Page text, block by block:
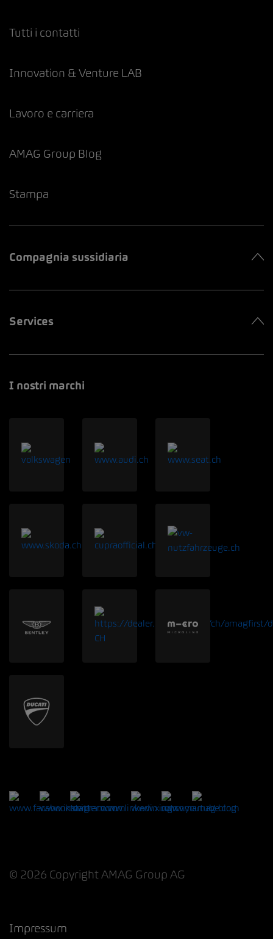
Tutti i contatti
Innovation & Venture LAB
Lavoro e carriera
AMAG Group Blog
Stampa
Compagnia sussidiaria
Services
I nostri marchi
© 2026 Copyright AMAG Group AG
Impressum